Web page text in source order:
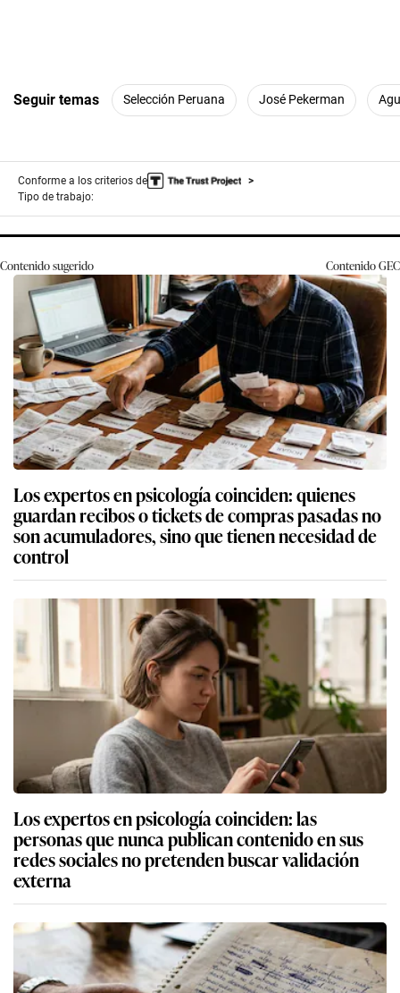
Seguir temas Selección Peruana José Pekerman
Conforme a los criterios de
Tipo de trabajo:
Contenido sugerido ContenidoGEC
Los expertos en psicología coinciden: quienes
guardan recibos o tickets de compras pasadas no
son acumuladores, sino que tienen necesidad de
control
Los expertos en psicología coinciden: las
personas que nunca publican contenido en sus
redes sociales no pretenden buscar validación
externa